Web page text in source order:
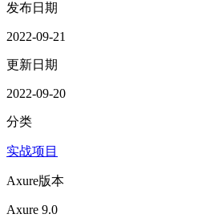
发布日期
2022-09-21
更新日期
2022-09-20
分类
实战项目
Axure版本
Axure 9.0